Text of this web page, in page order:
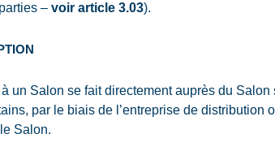
– voir article 3.03).
à un Salon se fait directement auprès du
par le biais de l’entreprise de distribution
Salon.